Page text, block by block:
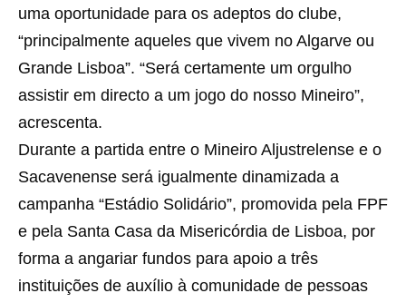
uma oportunidade para os adeptos do clube,
“principalmente aqueles que vivem no Algarve ou
Grande Lisboa”. “Será certamente um orgulho
assistir em directo a um jogo do nosso Mineiro”,
acrescenta.
Durante a partida entre o Mineiro Aljustrelense e o
Sacavenense será igualmente dinamizada a
campanha “Estádio Solidário”, promovida pela FPF
e pela Santa Casa da Misericórdia de Lisboa, por
forma a angariar fundos para apoio a três
instituições de auxílio à comunidade de pessoas